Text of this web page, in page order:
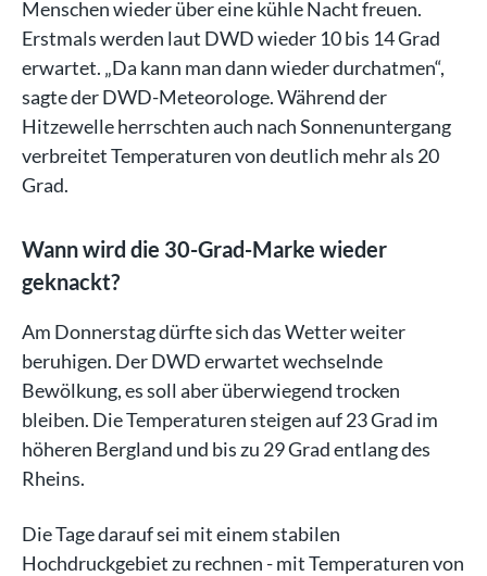
Menschen wieder über eine kühle Nacht freuen.
Erstmals werden laut DWD wieder 10 bis 14 Grad
erwartet. „Da kann man dann wieder durchatmen“,
sagte der DWD-Meteorologe. Während der
Hitzewelle herrschten auch nach Sonnenuntergang
verbreitet Temperaturen von deutlich mehr als 20
Grad.
Wann wird die 30-Grad-Marke wieder
geknackt?
Am Donnerstag dürfte sich das Wetter weiter
beruhigen. Der DWD erwartet wechselnde
Bewölkung, es soll aber überwiegend trocken
bleiben. Die Temperaturen steigen auf 23 Grad im
höheren Bergland und bis zu 29 Grad entlang des
Rheins.
Die Tage darauf sei mit einem stabilen
Hochdruckgebiet zu rechnen - mit Temperaturen von